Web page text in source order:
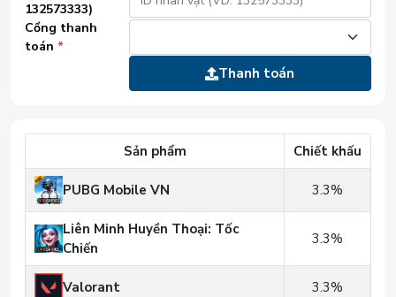
132573333)
Cổng thanh
toán *
Thanh toán
Sản phẩm Chiết khấu
PUBG Mobile VN 3.3%
Liên Minh Huyền Thoại: Tốc
Chiến
3.3%
Valorant 3.3%